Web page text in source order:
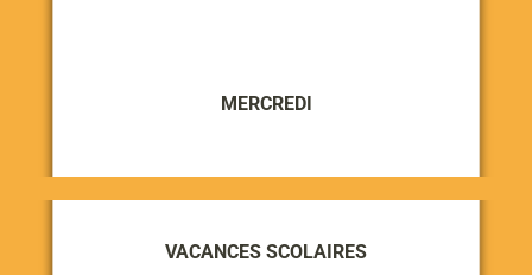
MERCREDI
VACANCES SCOLAIRES